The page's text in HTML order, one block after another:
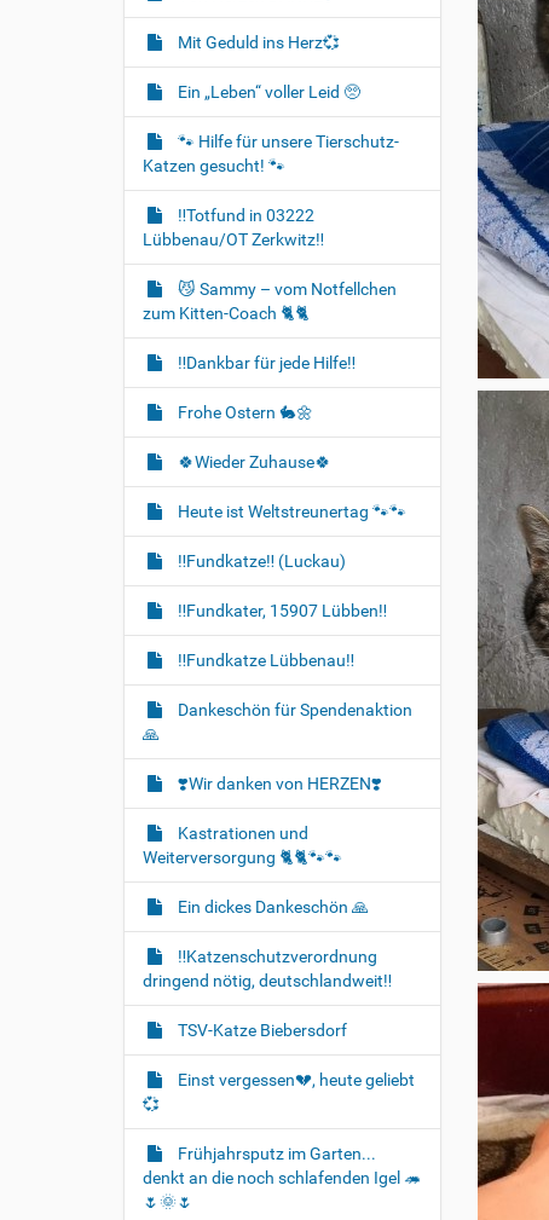
Mit Geduld ins Herz💞
Ein „Leben“ voller Leid 🥺
🐾 Hilfe für unsere Tierschutz-
Katzen gesucht! 🐾
‼️Totfund in 03222
Lübbenau/OT Zerkwitz‼️
😼 Sammy – vom Notfellchen
zum Kitten-Coach 🐈🐈‍
‼️Dankbar für jede Hilfe‼️
Frohe Ostern 🐇🌼
🍀Wieder Zuhause🍀
Heute ist Weltstreunertag 🐾🐾
‼️Fundkatze‼️ (Luckau)
‼️Fundkater, 15907 Lübben‼️
‼️Fundkatze Lübbenau‼️
Dankeschön für Spendenaktion
🙏
❣️Wir danken von HERZEN❣️
Kastrationen und
Weiterversorgung 🐈‍🐈🐾🐾
Ein dickes Dankeschön 🙏
‼️Katzenschutzverordnung
dringend nötig, deutschlandweit‼️
TSV-Katze Biebersdorf
Einst vergessen💔, heute geliebt
💞
Frühjahrsputz im Garten...
denkt an die noch schlafenden Igel 🦔
🌷🌞🌷